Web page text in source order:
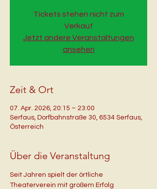
Tickets stehen nicht zum
Verkauf
Jetzt andere Veranstaltungen
ansehen
Zeit & Ort
07. Apr. 2026, 20:15 – 23:00
Serfaus, Dorfbahnstraße 30, 6534 Serfaus,
Österreich
Über die Veranstaltung
Seit Jahren spielt der örtliche
Theaterverein mit großem Erfolg